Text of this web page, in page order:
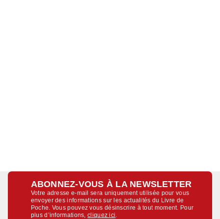
ABONNEZ-VOUS À LA NEWSLETTER
Votre adresse e-mail sera uniquement utilisée pour vous
envoyer des informations sur les actualités du Livre de
Poche. Vous pouvez vous désinscrire à tout moment. Pour
plus d’informations,cliquez ici